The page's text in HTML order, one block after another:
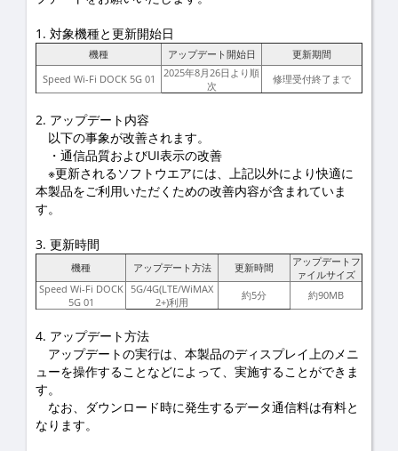
1. 対象機種と更新開始日
機種 アップデート開始日
更新期間
Speed Wi-Fi DOCK 5G 01
2025年8月26日より順
次
修理受付終了まで
2. アップデート内容
以下の事象が改善されます。
・通信品質およびUI表示の改善
※更新されるソフトウエアには、上記以外により快適に
本製品をご利用いただくための改善内容が含まれていま
す。
3. 更新時間
機種 アップデート方法 更新時間
アップデートフ
ァイルサイズ
Speed Wi-Fi DOCK
5G 01
5G/4G(LTE/WiMAX
2+)利用
約5分 約90MB
4. アップデート方法
アップデートの実行は、本製品のディスプレイ上のメニ
ューを操作することなどによって、実施することができま
す。
なお、ダウンロード時に発生するデータ通信料は有料と
なります。